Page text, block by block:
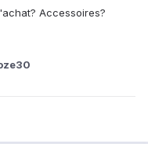
Accessoires?